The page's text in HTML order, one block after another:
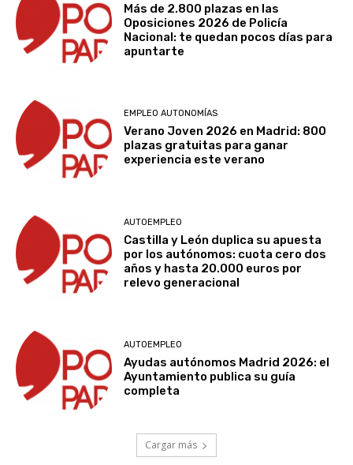
Más de 2.800 plazas en las
Oposiciones 2026 de Policía
Nacional: te quedan pocos días para
apuntarte
EMPLEO AUTONOMÍAS
Verano Joven 2026 en Madrid: 800
plazas gratuitas para ganar
experiencia este verano
AUTOEMPLEO
Castilla y León duplica su apuesta
por los autónomos: cuota cero dos
años y hasta 20.000 euros por
relevo generacional
AUTOEMPLEO
Ayudas autónomos Madrid 2026: el
Ayuntamiento publica su guía
completa
Cargar más